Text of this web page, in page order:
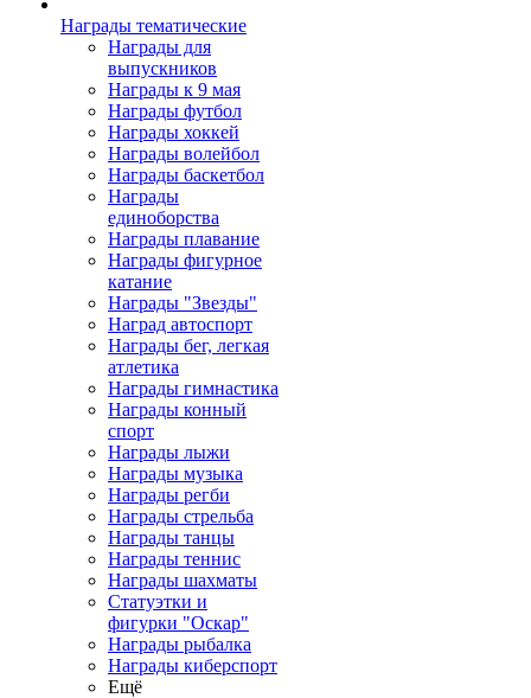
Награды тематические
Награды для
выпускников
Награды к 9 мая
Награды футбол
Награды хоккей
Награды волейбол
Награды баскетбол
Награды
единоборства
Награды плавание
Награды фигурное
катание
Награды "Звезды"
Наград автоспорт
Награды бег, легкая
атлетика
Награды гимнастика
Награды конный
спорт
Награды лыжи
Награды музыка
Награды регби
Награды стрельба
Награды танцы
Награды теннис
Награды шахматы
Статуэтки и
фигурки "Оскар"
Награды рыбалка
Награды киберспорт
Ещё